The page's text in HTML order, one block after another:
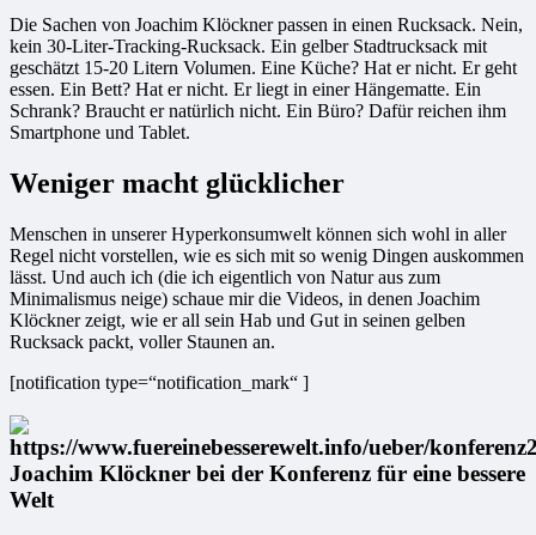
Die Sachen von Joachim Klöckner passen in einen Rucksack. Nein,
kein 30-Liter-Tracking-Rucksack. Ein gelber Stadtrucksack mit
geschätzt 15-20 Litern Volumen. Eine Küche? Hat er nicht. Er geht
essen. Ein Bett? Hat er nicht. Er liegt in einer Hängematte. Ein
Schrank? Braucht er natürlich nicht. Ein Büro? Dafür reichen ihm
Smartphone und Tablet.
Weniger macht glücklicher
Menschen in unserer Hyperkonsumwelt können sich wohl in aller
Regel nicht vorstellen, wie es sich mit so wenig Dingen auskommen
lässt. Und auch ich (die ich eigentlich von Natur aus zum
Minimalismus neige) schaue mir die Videos, in denen Joachim
Klöckner zeigt, wie er all sein Hab und Gut in seinen gelben
Rucksack packt, voller Staunen an.
[notification type=“notification_mark“ ]
Joachim Klöckner bei der Konferenz für eine bessere
Welt